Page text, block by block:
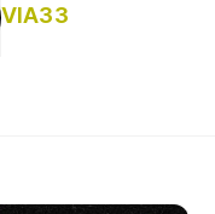
VIA33